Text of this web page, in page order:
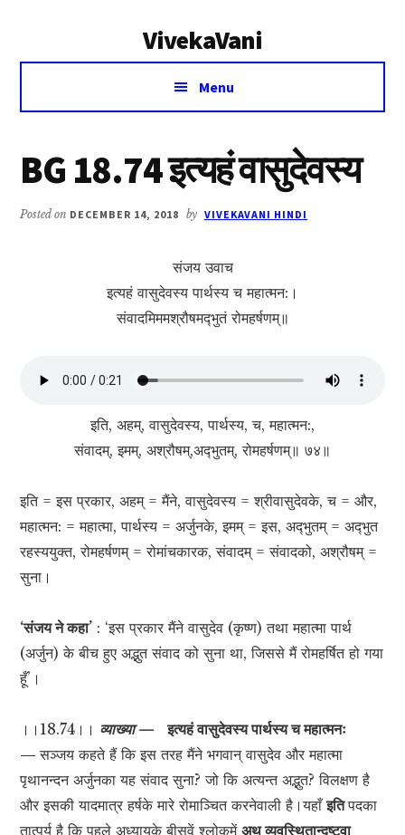
VivekaVani
Voice
Vivekananda
Menu
BG 18.74 इत्यहं वासुदेवस्य
Posted on DECEMBER 14, 2018 by VIVEKAVANI HINDI
संजय उवाच
इत्यहं वासुदेवस्य पार्थस्य च महात्मन:।
संवादमिममश्रौष‍‍‍मद्‍भुतं रोमहर्षणम्॥
इति, अहम्, वासुदेवस्य, पार्थस्य, च, महात्मन:,
संवादम्, इमम्, अश्रौषम्,अद्‍भुतम्, रोमहर्षणम्॥ ७४॥
इति = इस प्रकार, अहम् = मैंने, वासुदेवस्य = श्रीवासुदेवके, च = और,
महात्मन: = महात्मा, पार्थस्य = अर्जुनके, इमम् = इस, अद्‍भुतम् = अद्‍भुत
रहस्ययुक्त, रोमहर्षणम् = रोमांचकारक, संवादम् = संवादको, अश्रौषम् =
सुना।
‘संजय ने कहा’ : ‘इस प्रकार मैंने वासुदेव (कृष्ण) तथा महात्मा पार्थ
(अर्जुन) के बीच हुए अद्भुत संवाद को सुना था, जिससे मैं रोमहर्षित हो गया
हूँ’।
।।18.74।। व्याख्या —
इत्यहं वासुदेवस्य पार्थस्य च महात्मनः
—सञ्जय कहते हैं कि इस तरह मैंने भगवान् वासुदेव और महात्मा
पृथानन्दन अर्जुनका यह संवाद सुना? जो कि अत्यन्त अद्भुत? विलक्षण है
और इसकी यादमात्र हर्षके मारे रोमाञ्चित करनेवाली है।यहाँइतिपदका
तात्पर्य है कि पहले अध्यायके बीसवें श्लोकमेंअथ व्यवस्थितान्दृष्ट्वा